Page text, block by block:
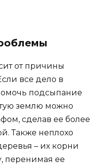
от причины
все дело в
подсыпание
землю можно
сделав ее более
Также неплохо
– их корни
перенимая ее